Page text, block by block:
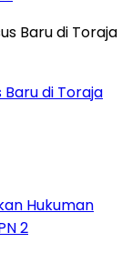
Baru di Toraja
Hukuman
2